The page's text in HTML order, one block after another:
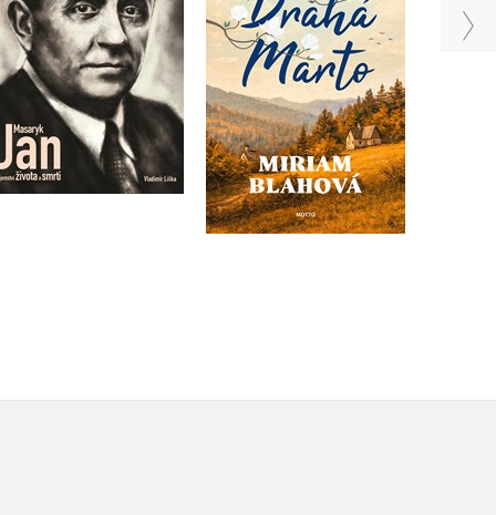
Do košíku
249 Kč
199 Kč
Do košíku
499 Kč
399 Kč